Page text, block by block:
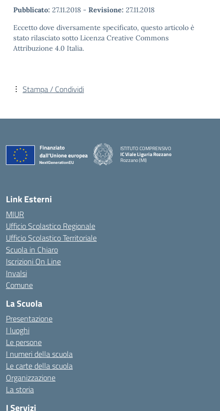
Pubblicato: 27.11.2018 - Revisione: 27.11.2018
Eccetto dove diversamente specificato, questo articolo è
stato rilasciato sotto Licenza Creative Commons
Attribuzione 4.0 Italia.
Stampa / Condividi
ISTITUTO COMPRENSIVO
IC Viale Liguria Rozzano
Rozzano (MI)
Link Esterni
MIUR
Ufficio Scolastico Regionale
Ufficio Scolastico Territoriale
Scuola in Chiaro
Iscrizioni On Line
Invalsi
Comune
La Scuola
Presentazione
I luoghi
Le persone
I numeri della scuola
Le carte della scuola
Organizzazione
La storia
I Servizi